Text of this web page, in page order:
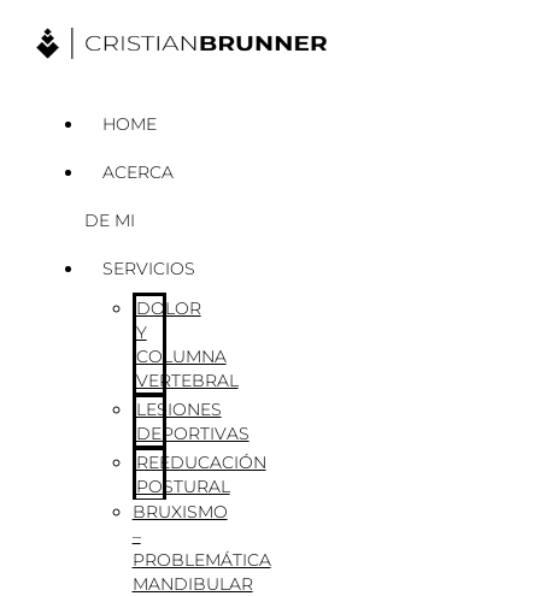
HOME
ACERCA
DE MI
SERVICIOS
DOLOR
Y
COLUMNA
VERTEBRAL
LESIONES
DEPORTIVAS
REEDUCACIÓN
POSTURAL
BRUXISMO
–
PROBLEMÁTICA
MANDIBULAR